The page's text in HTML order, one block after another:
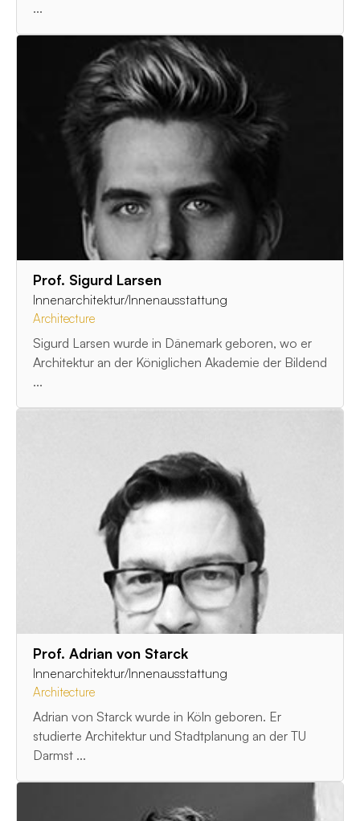
...
Prof. Sigurd Larsen
Innenarchitektur/Innenausstattung
Architecture
Sigurd Larsen wurde in Dänemark geboren, wo er
Architektur an der Königlichen Akademie der Bildend
...
Prof. Adrian von Starck
Innenarchitektur/Innenausstattung
Architecture
Adrian von Starck wurde in Köln geboren. Er
studierte Architektur und Stadtplanung an der TU
Darmst ...